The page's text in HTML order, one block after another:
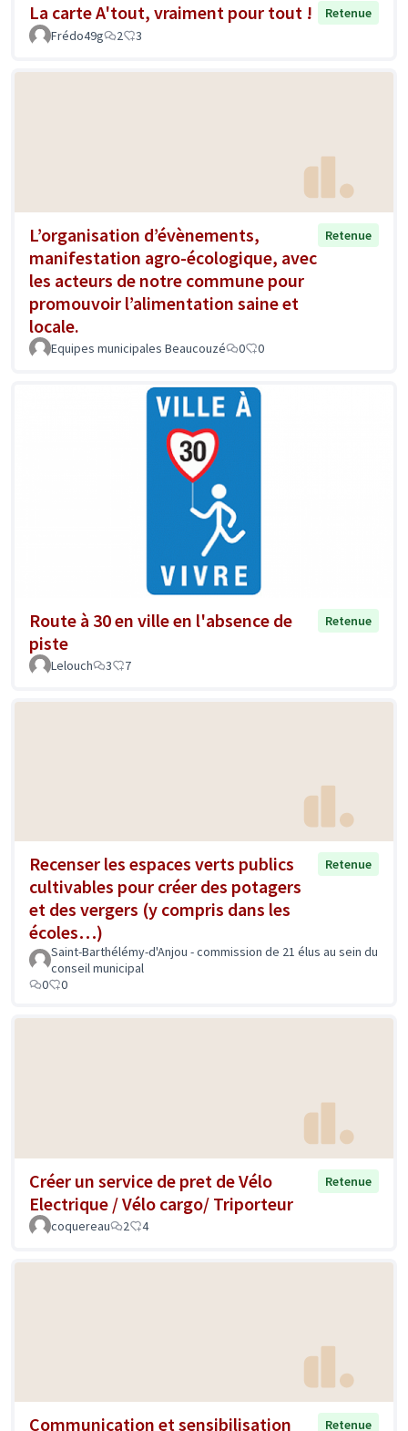
La carte A'tout, vraiment pour tout !
Retenue
Frédo49g
2 3
L’organisation d’évènements,
manifestation agro-écologique, avec
les acteurs de notre commune pour
promouvoir l’alimentation saine et
locale.
Retenue
Equipes municipales Beaucouzé 0 0
Route à 30 en ville en l'absence de
piste
Retenue
Lelouch 3 7
Recenser les espaces verts publics
cultivables pour créer des potagers
et des vergers (y compris dans les
écoles…)
Retenue
Saint-Barthélémy-d'Anjou - commission de 21 élus au sein du
conseil municipal
0
0
Créer un service de pret de Vélo
Electrique / Vélo cargo/ Triporteur
Retenue
coquereau 2 4
Communication et sensibilisation
Retenue